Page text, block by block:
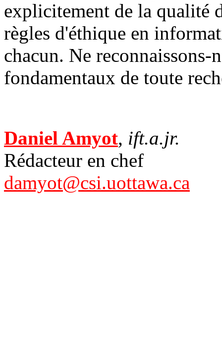
explicitement de la qualité
règles d'éthique en
chacun. Ne reconnaissons-
fondamentaux de toute
Daniel Amyot, ift.a.jr.
Rédacteur en chef
damyot@csi.uottawa.ca